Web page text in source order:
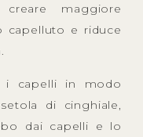
maggiore
capelluto e riduce
i capelli in modo
di cinghiale,
dai capelli e lo